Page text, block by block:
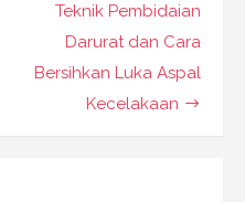
Teknik Pembidaian
Darurat dan Cara
Bersihkan Luka Aspal
Kecelakaan